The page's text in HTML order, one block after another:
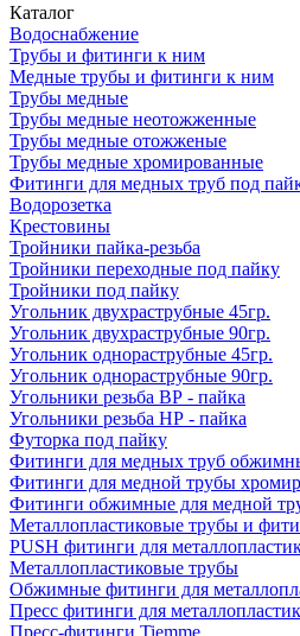
Каталог
Водоснабжение
Трубы и фитинги к ним
Медные трубы и фитинги к ним
Трубы медные
Трубы медные неотожженные
Трубы медные отожженые
Трубы медные хромированные
Фитинги для медных труб под
Водорозетка
Крестовины
Тройники пайка-резьба
Тройники переходные под пайку
Тройники под пайку
Угольник двухраструбные 45гр.
Угольник двухраструбные 90гр.
Угольник однораструбные 45гр.
Угольник однораструбные 90гр.
Угольники резьба ВР - пайка
Угольники резьба НР - пайка
Футорка под пайку
Фитинги для медных труб
Фитинги для медной трубы
Фитинги обжимные для медной
Металлопластиковые трубы и
PUSH фитинги для
Металлопластиковые трубы
Обжимные фитинги для
Пресс фитинги для
Пресс-фитинги Tiemme